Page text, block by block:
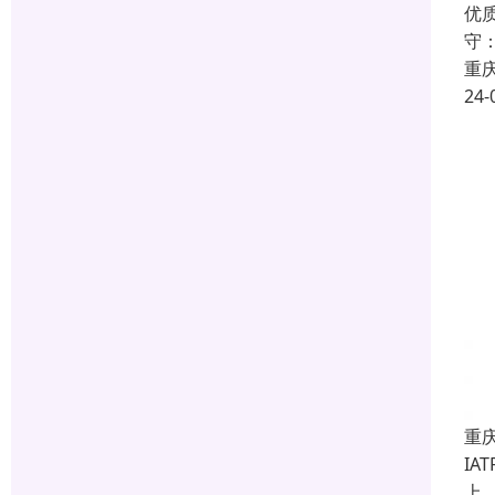
优
守
重
24-
重